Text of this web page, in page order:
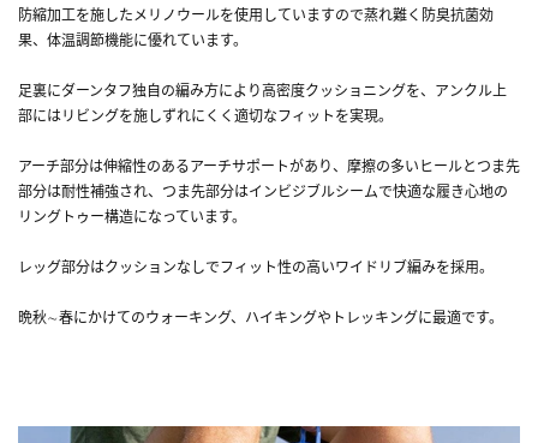
防縮加工を施したメリノウールを使用していますので蒸れ難く防臭抗菌効
果、体温調節機能に優れています。
足裏にダーンタフ独自の編み方により高密度クッショニングを、アンクル上
部にはリビングを施しずれにくく適切なフィットを実現。
アーチ部分は伸縮性のあるアーチサポートがあり、摩擦の多いヒールとつま先
部分は耐性補強され、つま先部分はインビジブルシームで快適な履き心地の
リングトゥー構造になっています。
レッグ部分はクッションなしでフィット性の高いワイドリブ編みを採用。
晩秋∼春にかけてのウォーキング、ハイキングやトレッキングに最適です。